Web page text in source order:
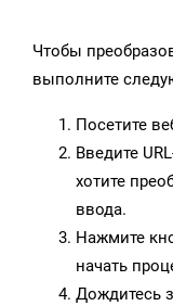
Чтобы
выполните
Посетите
Введите
хотите
ввода.
Нажмите
начать
Дождитесь